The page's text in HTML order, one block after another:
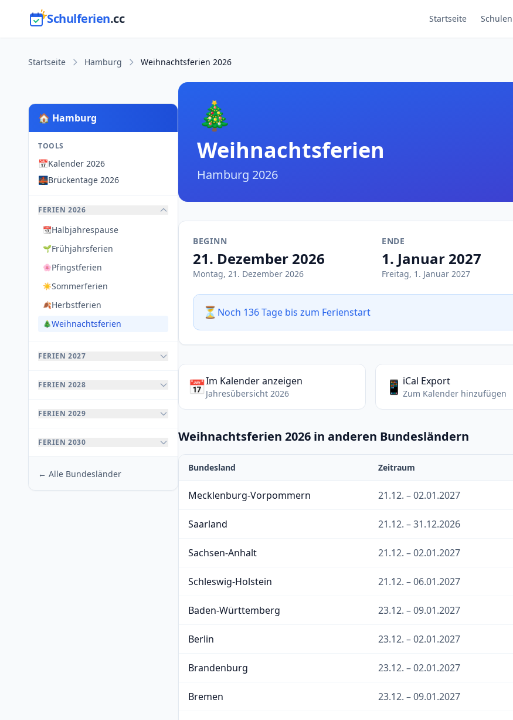
Schulferien.cc Startseite Schulen
Startseite Hamburg Weihnachtsferien 2026
🏠 Hamburg
TOOLS
📅Kalender 2026
🌉Brückentage 2026
FERIEN 2026
📆Halbjahrespause
🌱Frühjahrsferien
🌸Pfingstferien
☀️Sommerferien
🍂Herbstferien
🎄Weihnachtsferien
FERIEN 2027
FERIEN 2028
FERIEN 2029
FERIEN 2030
← Alle Bundesländer
🎄
Weihnachtsferien
Hamburg 2026
BEGINN
21. Dezember 2026
Montag, 21. Dezember 2026
ENDE
1. Januar 2027
Freitag, 1. Januar 2027
⏳ Noch 136 Tage bis zum Ferienstart
📅Im Kalender anzeigen
Jahresübersicht 2026 📱 iCal Export
Zum Kalender hinzufügen
Weihnachtsferien 2026 in anderen Bundesländern
Bundesland Zeitraum
Mecklenburg-Vorpommern 21.12. – 02.01.2027
Saarland 21.12. – 31.12.2026
Sachsen-Anhalt 21.12. – 02.01.2027
Schleswig-Holstein 21.12. – 06.01.2027
Baden-Württemberg 23.12. – 09.01.2027
Berlin 23.12. – 02.01.2027
Brandenburg 23.12. – 02.01.2027
Bremen 23.12. – 09.01.2027